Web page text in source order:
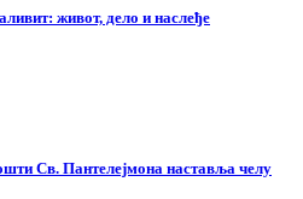
живот, дело и наслеђе
Св. Пантелејмона наставља челу